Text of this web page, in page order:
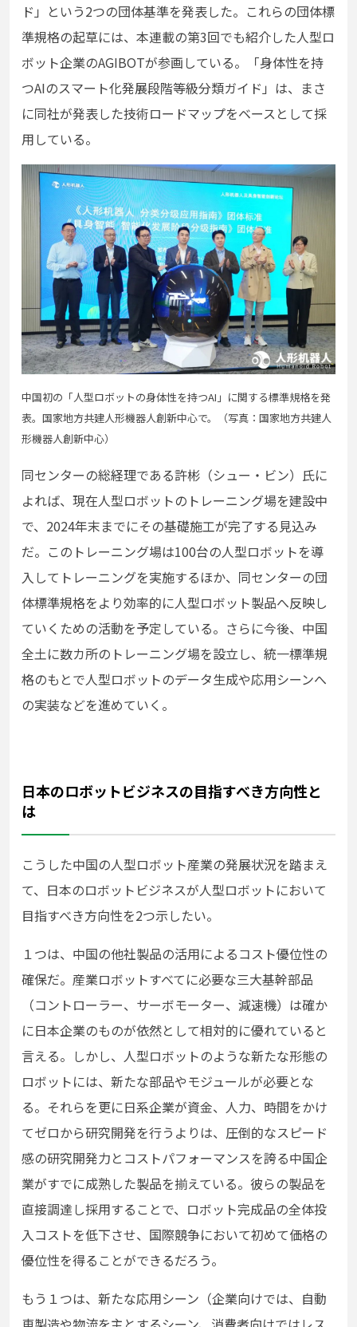
ド」という2つの団体基準を発表した。これらの団体標
準規格の起草には、本連載の第3回でも紹介した⼈型ロ
ボット企業のAGIBOTが参画している。「⾝体性を持
つAIのスマート化発展段階等級分類ガイド」は、まさ
に同社が発表した技術ロードマップをベースとして採
⽤している。
中国初の「⼈型ロボットの⾝体性を持つAI」に関する標準規格を発
表。国家地⽅共建⼈形機器⼈創新中⼼で。（写真：国家地⽅共建⼈
形機器⼈創新中⼼）
同センターの総経理である許彬（シュー・ビン）⽒に
よれば、現在⼈型ロボットのトレーニング場を建設中
で、2024年末までにその基礎施⼯が完了する⾒込み
だ。このトレーニング場は100台の⼈型ロボットを導
⼊してトレーニングを実施するほか、同センターの団
体標準規格をより効率的に⼈型ロボット製品へ反映し
ていくための活動を予定している。さらに今後、中国
全⼟に数カ所のトレーニング場を設⽴し、統⼀標準規
格のもとで⼈型ロボットのデータ⽣成や応⽤シーンへ
の実装などを進めていく。
日本のロボットビジネスの目指すべき方向性と
は
こうした中国の人型ロボット産業の発展状況を踏まえ
て、日本のロボットビジネスが人型ロボットにおいて
目指すべき方向性を2つ示したい。
１つは、中国の他社製品の活用によるコスト優位性の
確保だ。産業ロボットすべてに必要な三⼤基幹部品
（コントローラー、サーボモーター、減速機）は確か
に日本企業のものが依然として相対的に優れていると
言える。しかし、人型ロボットのような新たな形態の
ロボットには、新たな部品やモジュールが必要とな
る。それらを更に日系企業が資金、人力、時間をかけ
てゼロから研究開発を行うよりは、圧倒的なスピード
感の研究開発力とコストパフォーマンスを誇る中国企
業がすでに成熟した製品を揃えている。彼らの製品を
直接調達し採用することで、ロボット完成品の全体投
入コストを低下させ、国際競争において初めて価格の
優位性を得ることができるだろう。
もう１つは、新たな応用シーン（企業向けでは、自動